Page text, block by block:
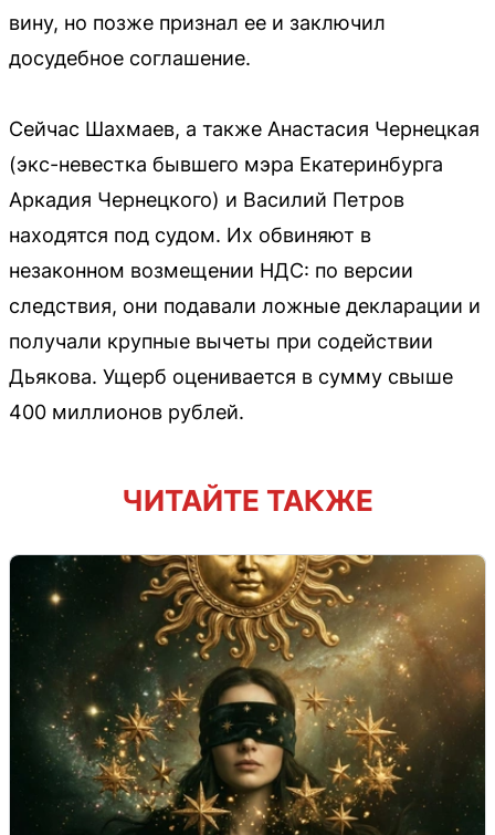
вину, но позже признал ее и заключил
досудебное соглашение.
Сейчас Шахмаев, а также Анастасия Чернецкая
(экс-невестка бывшего мэра Екатеринбурга
Аркадия Чернецкого) и Василий Петров
находятся под судом. Их обвиняют в
незаконном возмещении НДС: по версии
следствия, они подавали ложные декларации и
получали крупные вычеты при содействии
Дьякова. Ущерб оценивается в сумму свыше
400 миллионов рублей.
ЧИТАЙТЕ ТАКЖЕ